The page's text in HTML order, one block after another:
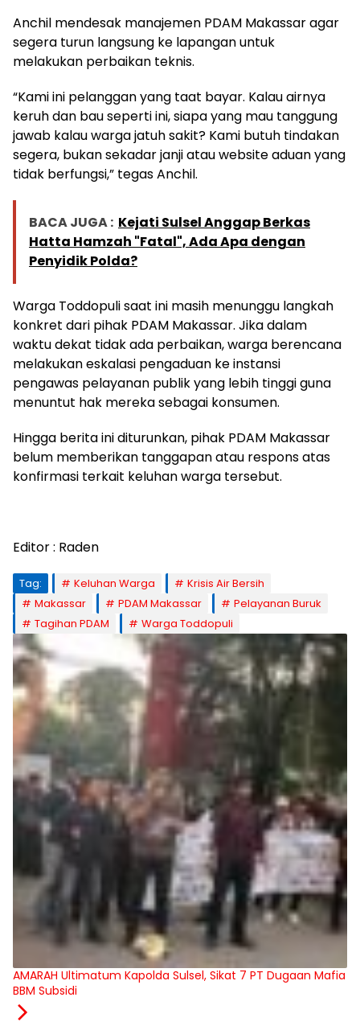
Anchil mendesak manajemen PDAM Makassar agar
segera turun langsung ke lapangan untuk
melakukan perbaikan teknis.
“Kami ini pelanggan yang taat bayar. Kalau airnya
keruh dan bau seperti ini, siapa yang mau tanggung
jawab kalau warga jatuh sakit? Kami butuh tindakan
segera, bukan sekadar janji atau website aduan yang
tidak berfungsi,” tegas Anchil.
BACA JUGA : Kejati Sulsel Anggap Berkas
Hatta Hamzah "Fatal", Ada Apa dengan
Penyidik Polda?
Warga Toddopuli saat ini masih menunggu langkah
konkret dari pihak PDAM Makassar. Jika dalam
waktu dekat tidak ada perbaikan, warga berencana
melakukan eskalasi pengaduan ke instansi
pengawas pelayanan publik yang lebih tinggi guna
menuntut hak mereka sebagai konsumen.
Hingga berita ini diturunkan, pihak PDAM Makassar
belum memberikan tanggapan atau respons atas
konfirmasi terkait keluhan warga tersebut.
Editor : Raden
Tag: Keluhan Warga
Krisis Air Bersih
Makassar
PDAM Makassar
Pelayanan Buruk
Tagihan PDAM
Warga Toddopuli
AMARAH Ultimatum Kapolda Sulsel, Sikat 7 PT Dugaan Mafia
BBM Subsidi